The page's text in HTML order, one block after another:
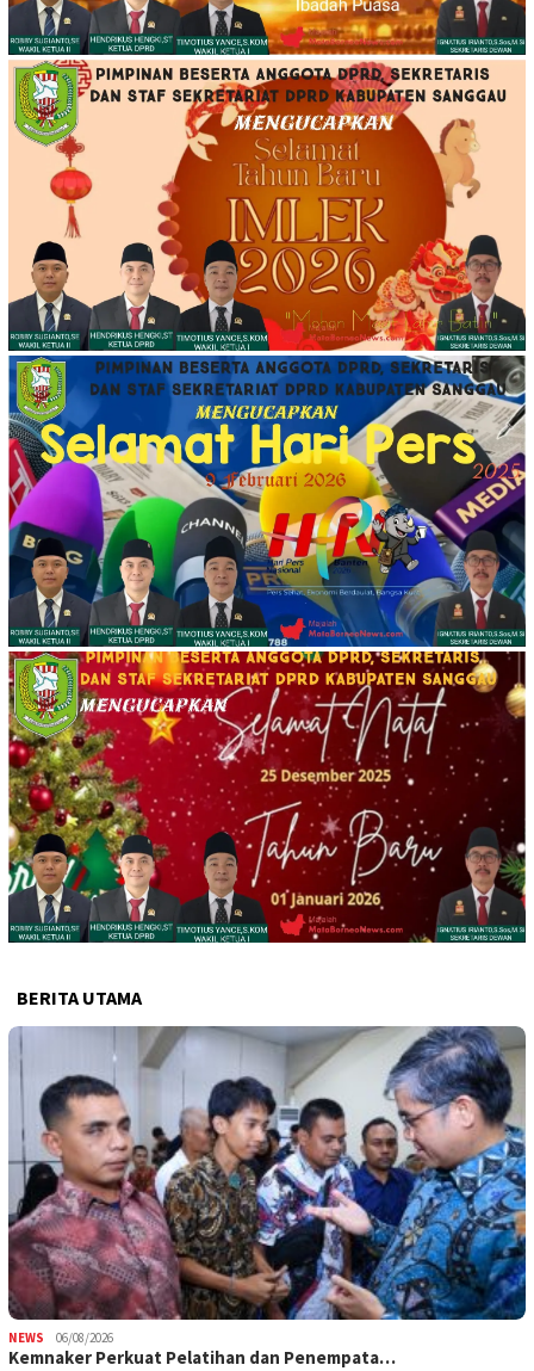
BERITA UTAMA
NEWS 06/08/2026
Kemnaker Perkuat Pelatihan dan Penempata…